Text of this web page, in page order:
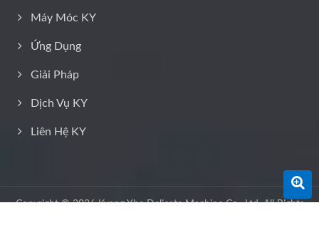
Máy Móc KY
Ứng Dụng
Giải Pháp
Dịch Vụ KY
Liên Hệ KY
Copyright © 2026Kyang Yhe Delicate Machine Co., Ltd.All Rights